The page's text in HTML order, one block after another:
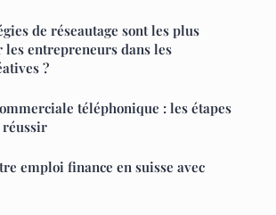
de réseautage sont les plus
les entrepreneurs dans les
?
téléphonique : les étapes
réussir
emploi finance en suisse avec